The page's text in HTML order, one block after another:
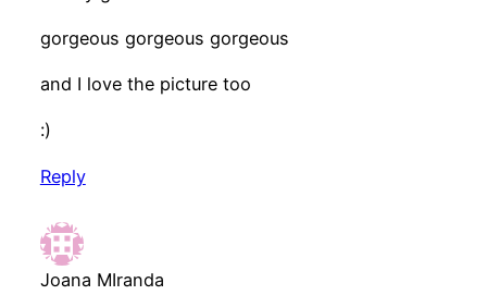
gorgeous gorgeous gorgeous
and I love the picture too
:)
Reply
Joana MIranda